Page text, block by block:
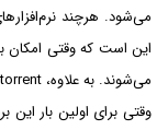
می‌شود. هرچند
این است که وقتی امکان
می‌شوند. به علاوه، qBittorrent عاری از هر گونه برنامه‌ی اضافی و
وقتی برای اولین بار این